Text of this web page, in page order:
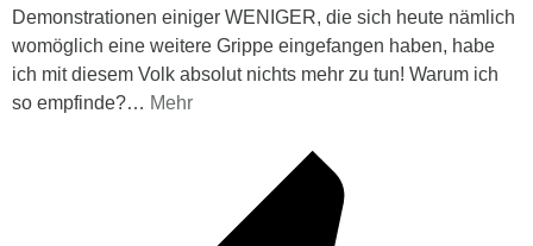
Demonstrationen einiger WENIGER, die sich heute nämlich
womöglich eine weitere Grippe eingefangen haben, habe
ich mit diesem Volk absolut nichts mehr zu tun! Warum ich
so empfinde?… Mehr